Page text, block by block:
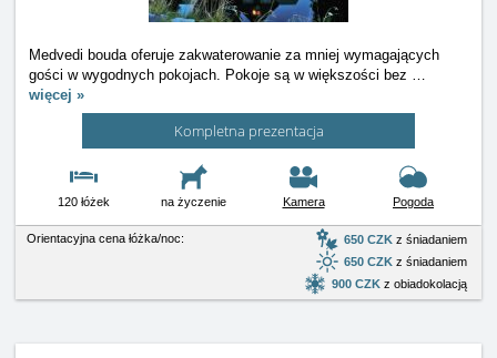
Medvedi bouda oferuje zakwaterowanie za mniej wymagających
gości w wygodnych pokojach. Pokoje są w większości bez …
więcej »
Kompletna prezentacja
120 łóżek na życzenie Kamera Pogoda
Orientacyjna cena łóżka/noc: 650 CZK z śniadaniem
650 CZK z śniadaniem
900 CZK z obiadokolacją